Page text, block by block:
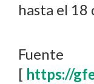
hasta el 18
Fuente
[ https://